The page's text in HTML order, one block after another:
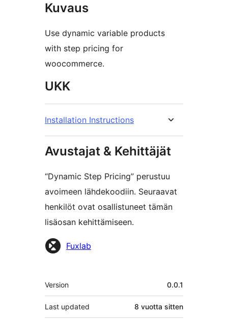
Kuvaus
Use dynamic variable products
with step pricing for
woocommerce.
UKK
Installation Instructions
Avustajat & Kehittäjät
“Dynamic Step Pricing” perustuu
avoimeen lähdekoodiin. Seuraavat
henkilöt ovat osallistuneet tämän
lisäosan kehittämiseen.
AvustajatFuxlab
Metatiedot
Version 0.0.1
Last updated 8 vuotta sitten